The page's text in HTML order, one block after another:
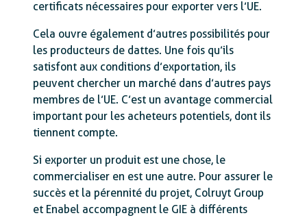
certificats nécessaires pour exporter vers l’UE.
Cela ouvre également d’autres possibilités pour
les producteurs de dattes. Une fois qu’ils
satisfont aux conditions d’exportation, ils
peuvent chercher un marché dans d’autres pays
membres de l’UE. C’est un avantage commercial
important pour les acheteurs potentiels, dont ils
tiennent compte.
Si exporter un produit est une chose, le
commercialiser en est une autre. Pour assurer le
succès et la pérennité du projet, Colruyt Group
et Enabel accompagnent le GIE à différents